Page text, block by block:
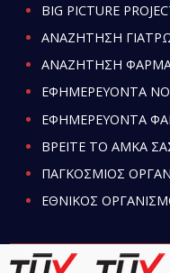
BIG PICTURE
ΑΝΑΖΗΤΗΣΗ
ΑΝΑΖΗΤΗΣΗ
ΕΦΗΜΕΡΕΥΟΝΤΑ
ΕΦΗΜΕΡΕΥΟΝΤΑ
ΒΡΕΙΤΕ ΤΟ ΑΜΚΑ
ΠΑΓΚΟΣΜΙΟΣ
ΕΘΝΙΚΟΣ